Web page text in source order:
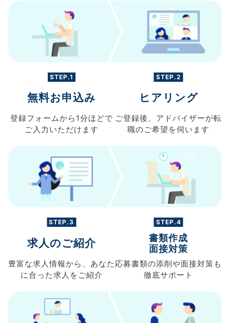
STEP.1
無料お申込み
登録フォームから 1分ほどで
ご入力 いただけます
STEP.2
ヒアリング
ご登録後、 アドバイザーが転
職のご希望を伺います
STEP.3
求人のご紹介
豊富な求人情報から、 あなた
に合った求人を ご紹介
STEP.4
書類作成
面接対策
応募書類の添削や面接対策も
徹底サポート